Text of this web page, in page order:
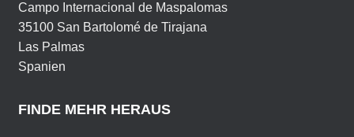
Campo Internacional de Maspalomas
35100 San Bartolomé de Tirajana
Las Palmas
Spanien
FINDE MEHR HERAUS